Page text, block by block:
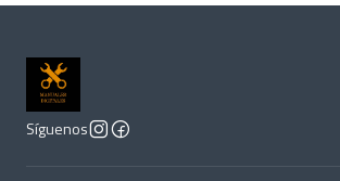
Síguenos